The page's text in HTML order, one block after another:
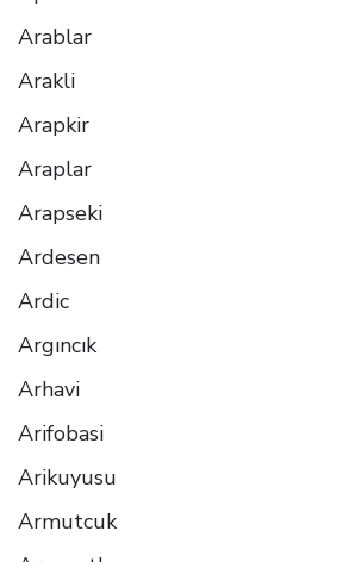
Arablar
Arakli
Arapkir
Araplar
Arapseki
Ardesen
Ardic
Argıncık
Arhavi
Arifobasi
Arikuyusu
Armutcuk